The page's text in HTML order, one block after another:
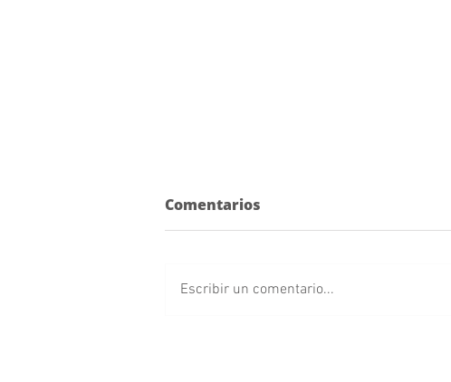
Comentarios
Escribir un comentario...